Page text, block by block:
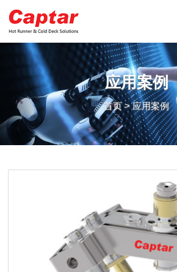
应用案例
首页> 应用案例